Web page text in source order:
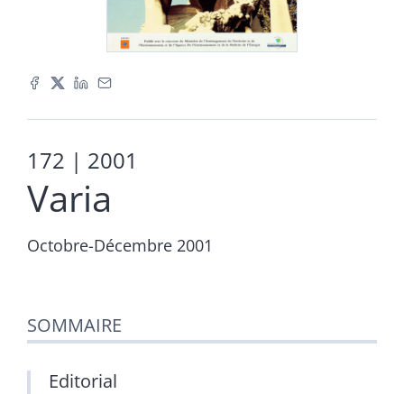
172 | 2001
Varia
Octobre-Décembre 2001
SOMMAIRE
Editorial